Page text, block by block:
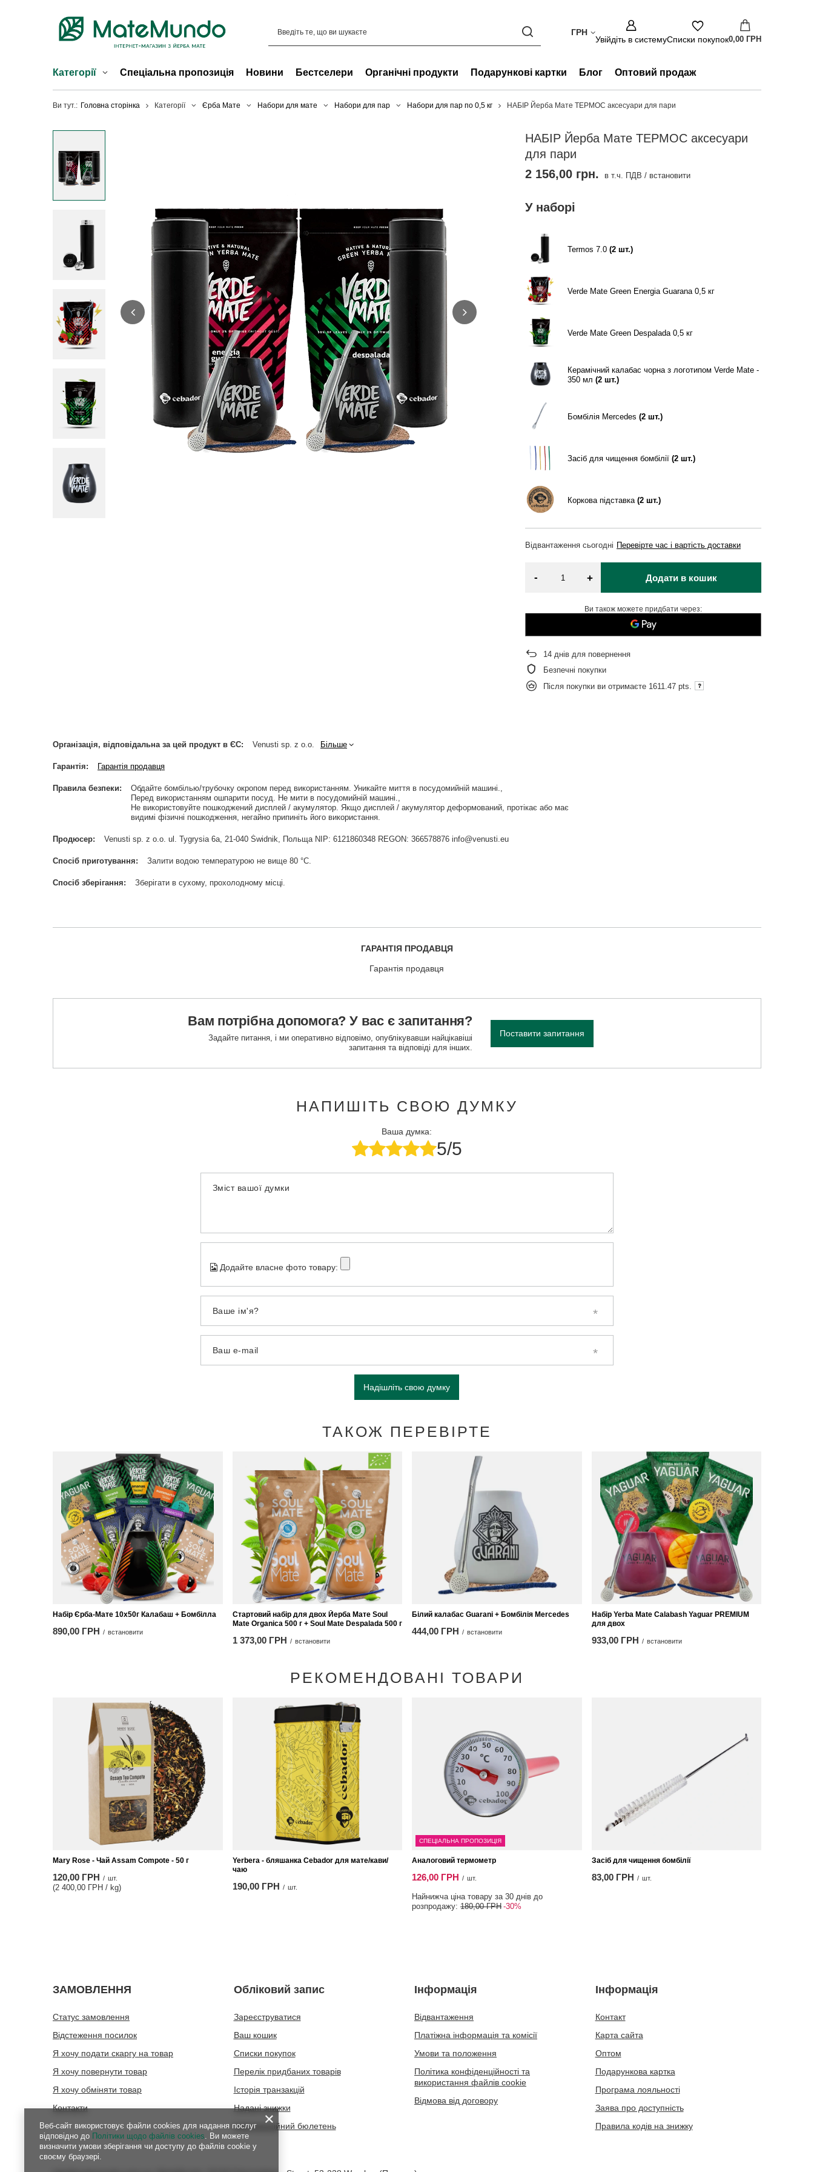
ГРН
Увійдіть в системуСписки покупок0,00 ГРН
Категорії Спеціальна пропозиція Новини Бестселери Органічні продукти Подарункові картки Блог Оптовий продаж
Ви тут.: Головна сторінка Категорії Єрба Мате Набори для мате Набори для пар Набори для пар по 0,5 кг НАБІР Йерба Мате ТЕРМОС аксесуари для пари
НАБІР Йерба Мате ТЕРМОС аксесуари
для пари
У наборі
Termos 7.0 (2 шт.)
Verde Mate Green Energia Guarana 0,5 кг
Verde Mate Green Despalada 0,5 кг
Керамічний калабас чорна з логотипом Verde Mate -
350 мл (2 шт.)
Бомбілія Mercedes (2 шт.)
Засіб для чищення бомбілії (2 шт.)
Коркова підставка(2 шт.)
Відвантаженнясьогодні Перевірте час і вартість доставки
2 156,00 грн. в т.ч. ПДВ / встановити
- + Додати в кошик
Ви також можете придбати через:
14 днів для повернення
Безпечні покупки
Після покупки ви отримаєте 1611.47 pts.
Організація, відповідальна за цей продукт в ЄС Venusti sp. z o.o. Більше
Гарантія Гарантія продавця
Правила безпеки
Обдайте бомбілью/трубочку окропом перед використанням. Уникайте миття в посудомийній машині.
Перед використанням ошпарити посуд. Не мити в посудомийній машині.
Не використовуйте пошкоджений дисплей / акумулятор. Якщо дисплей / акумулятор деформований, протікає або має
видимі фізичні пошкодження, негайно припиніть його використання.
Продюсер Venusti sp. z o.o. ul. Tygrysia 6a, 21-040 Świdnik, Польща NIP: 6121860348 REGON: 366578876 info@venusti.eu
Спосіб приготування Залити водою температурою не вище 80 °С.
Спосіб зберігання Зберігати в сухому, прохолодному місці.
ГАРАНТІЯ ПРОДАВЦЯ
Гарантія продавця
Вам потрібна допомога? У вас є запитання?
Задайте питання, і ми оперативно відповімо, опублікувавши найцікавіші
запитання та відповіді для інших.
Поставити запитання
НАПИШІТЬ СВОЮ ДУМКУ
Ваша думка:
5/5
Зміст вашої думки
Додайте власне фото товару:
Ваше ім'я?
Ваш e-mail
Надішліть свою думку
ТАКОЖ ПЕРЕВІРТЕ
Набір Єрба-Мате 10x50г Калабаш + Бомбілла
890,00 ГРН / встановити
Стартовий набір для двох Йерба Мате Soul
Mate Organica 500 г + Soul Mate Despalada 500 г
1 373,00 ГРН / встановити
Білий калабас Guarani + Бомбілія Mercedes
444,00 ГРН / встановити
Набір Yerba Mate Calabash Yaguar PREMIUM
для двох
933,00 ГРН / встановити
РЕКОМЕНДОВАНІ ТОВАРИ
Mary Rose - Чай Assam Compote - 50 г
120,00 ГРН / шт.
(2 400,00 ГРН / kg)
Yerbera - бляшанка Cebador для мате/кави/
чаю
190,00 ГРН / шт.
СПЕЦІАЛЬНА ПРОПОЗИЦІЯ
Аналоговий термометр
126,00 ГРН / шт.
Найнижча ціна товару за 30 днів до
розпродажу: 180,00 ГРН -30%
Засіб для чищення бомбілії
83,00 ГРН / шт.
ЗАМОВЛЕННЯ
Статус замовлення
Відстеження посилок
Я хочу подати скаргу на товар
Я хочу повернути товар
Я хочу обміняти товар
Контакти
Обліковий запис
Зареєструватися
Ваш кошик
Списки покупок
Перелік придбаних товарів
Історія транзакцій
Надані знижки
Інформаційний бюлетень
Інформація
Відвантаження
Платіжна інформація та комісії
Умови та положення
Політика конфіденційності та
використання файлів cookie
Відмова від договору
Інформація
Контакт
Карта сайта
Оптом
Подарункова картка
Програма лояльності
Заява про доступність
Правила кодів на знижку
Веб-сайт використовує файли cookies для надання послуг
відповідно до Політики щодо файлів cookies. Ви можете
визначити умови зберігання чи доступу до файлів cookie у
своєму браузері.